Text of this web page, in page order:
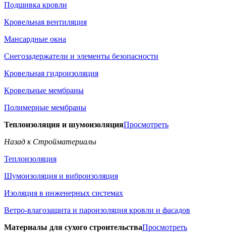
Подшивка кровли
Кровельная вентиляция
Мансардные окна
Снегозадержатели и элементы безопасности
Кровельная гидроизоляция
Кровельные мембраны
Полимерные мембраны
Теплоизоляция и шумоизоляцияПросмотреть
Назад к Стройматериалы
Теплоизоляция
Шумоизоляция и виброизоляция
Изоляция в инженерных системах
Ветро-влагозащита и пароизоляция кровли и фасадов
Материалы для сухого строительстваПросмотреть